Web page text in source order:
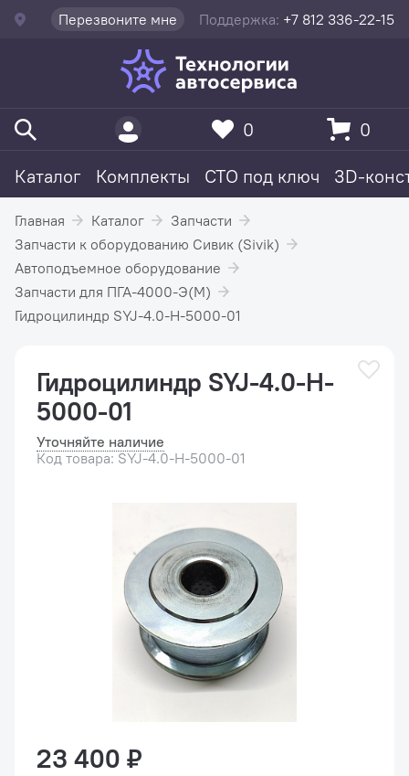
Перезвоните мне Поддержка: +7 812 336-22-15
Каталог Комплекты СТО под ключ 3D-
0 0
Главная Каталог
Запчасти
Запчасти к оборудованию Сивик (Sivik)
Автоподъемное оборудование
Запчасти для ПГА-4000-Э(М)
Гидроцилиндр SYJ-4.0-H-5000-01
Гидроцилиндр SYJ-4.0-H-
5000-01
Уточняйте наличие
Код товара: SYJ-4.0-H-5000-01
23 400 ₽